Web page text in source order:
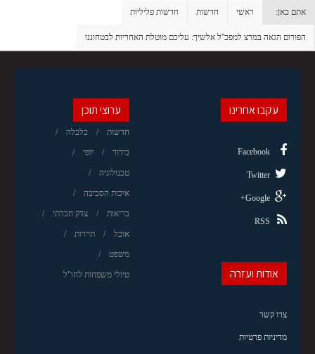
אתם כאן: ראשי חדשות חדשות פליליות
הפורום הגאה במרצ למפכ''ל אלשיך: עליכם מוטלת האחריות לבטחוננו
ערוצי תוכן
חדשות כלכלה
בידור יופי
טכנולוגיה
איכות הסביבה
בריאות צדק חברתי
אוכל תיירות
משפט
טיולי משפחות לחו"ל
עקבו אחרינו
Facebook
Twitter
Google+
RSS
אודות ועזרה
צרו קשר
מדיניות פרטיות